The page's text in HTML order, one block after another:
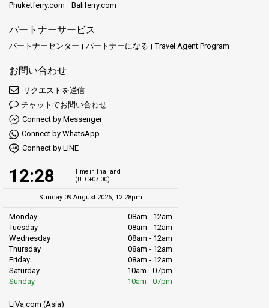
Phuketferry.com Baliferry.com
パートナーサービス
パートナーセンター パートナーになる Travel Agent Program
お問い合わせ
リクエストを送信
チャットでお問い合わせ
Connect by Messenger
Connect by WhatsApp
Connect by LINE
12:28
Time in Thailand
(UTC+07:00)
Sunday 09 August 2026, 12:28pm
Monday
08am - 12am
Tuesday
08am - 12am
Wednesday
08am - 12am
Thursday
08am - 12am
Friday
08am - 12am
Saturday
10am - 07pm
Sunday
10am - 07pm
LiVa.com (Asia)